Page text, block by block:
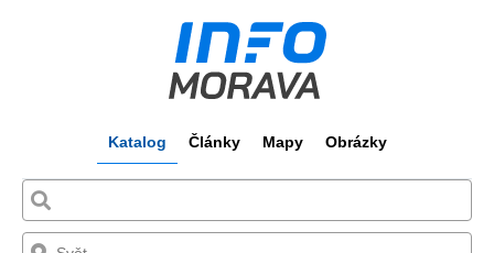
Katalog Články Mapy Obrázky